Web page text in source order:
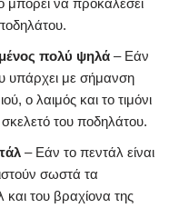
να προκαλέσει
πολύ ψηλά – Εάν
υπάρχει με σήμανση
ο λαιμός και το τιμόνι
του ποδηλάτου.
– Εάν το πεντάλ είναι
σωστά τα
του βραχίονα της